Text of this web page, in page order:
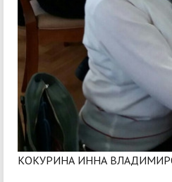
КОКУРИНА ИННА